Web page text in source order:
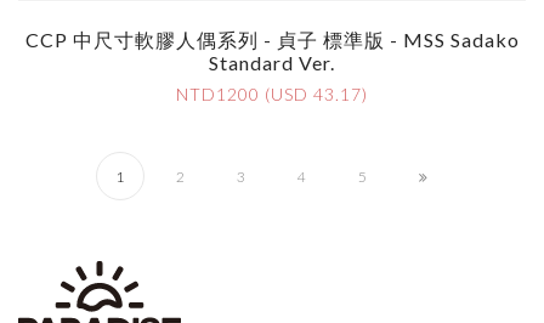
CCP 中尺寸軟膠人偶系列 - 貞子 標準版 - MSS Sadako
Standard Ver.
NTD1200 (USD 43.17)
1 2 3 4 5